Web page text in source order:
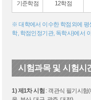
기준학점 12학점
※ 대학에서 이수한 학점외에 평
학, 학점인정기관, 독학사)에서
시험과목 및 시험시
1) 제1차 시험 : 객관식 필기시험